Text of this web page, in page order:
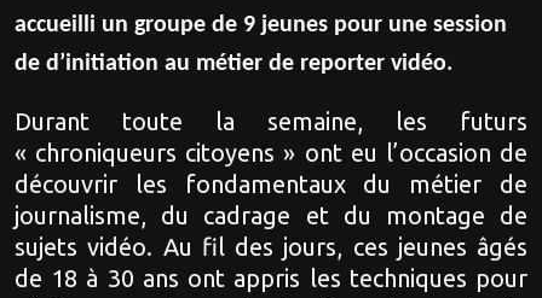
accueilli un groupe de 9 jeunes pour une session
de d’initiation au métier de reporter vidéo.
Durant toute la semaine, les futurs
« chroniqueurs citoyens » ont eu l’occasion de
découvrir les fondamentaux du métier de
journalisme, du cadrage et du montage de
sujets vidéo. Au fil des jours, ces jeunes âgés
de 18 à 30 ans ont appris les techniques pour